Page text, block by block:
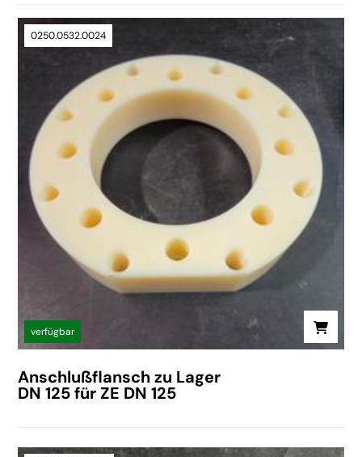
0250.0532.0024
verfügbar
Anschlußflansch zu Lager
DN 125 für ZE DN 125